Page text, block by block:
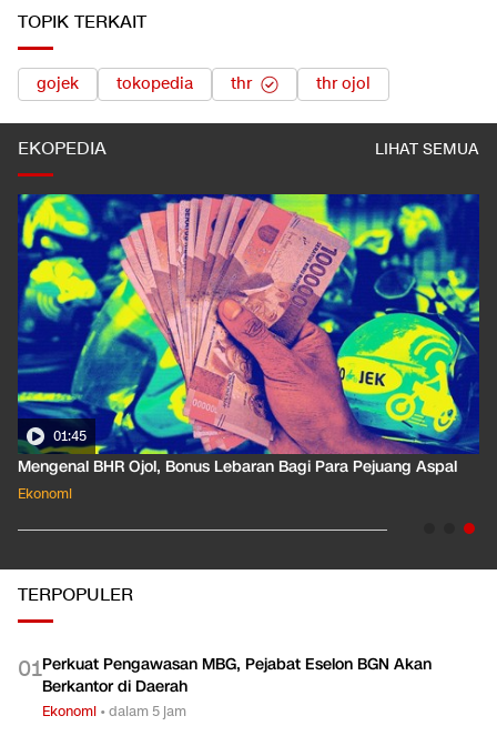
TOPIK TERKAIT
gojek tokopedia thr thr ojol
EKOPEDIA LIHAT SEMUA
01:45
Mengenal BHR Ojol, Bonus Lebaran Bagi Para Pejuang Aspal
Ekonomi
TERPOPULER
01Perkuat Pengawasan MBG, Pejabat Eselon BGN Akan
Berkantor di Daerah
Ekonomi •dalam 5 jam